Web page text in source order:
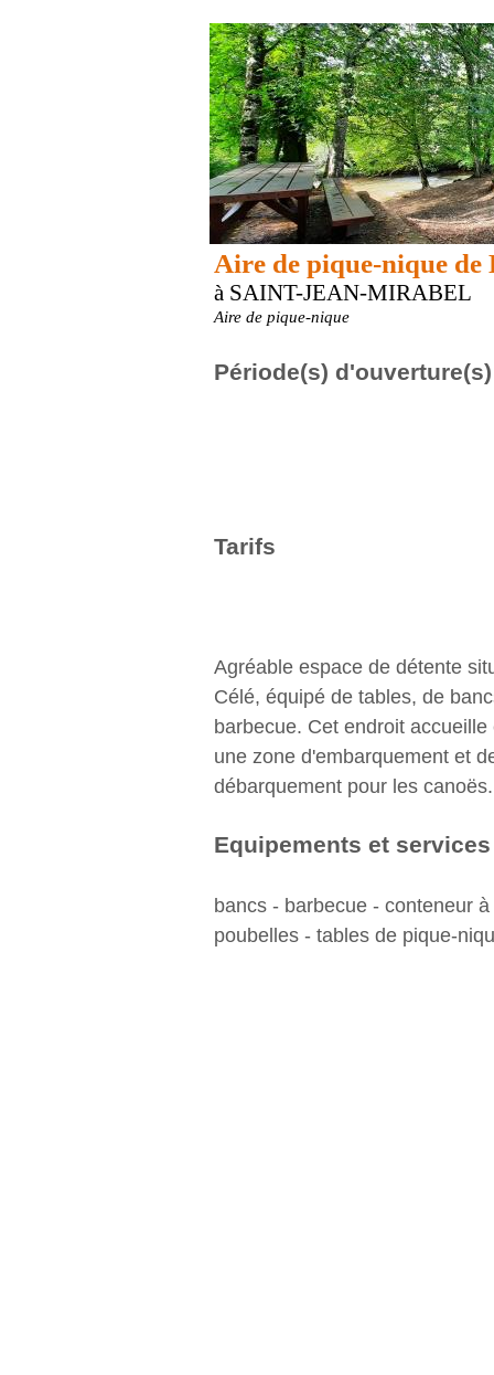
Aire de pique-nique de
à SAINT-JEAN-MIRABEL
Aire de pique-nique
Période(s) d'ouverture(s)
Tarifs
Agréable espace de détente
Célé, équipé de tables, de
barbecue. Cet endroit accueille
une zone d'embarquement et
débarquement pour les canoës.
Equipements et services
bancs - barbecue - conteneur
poubelles - tables de pique-